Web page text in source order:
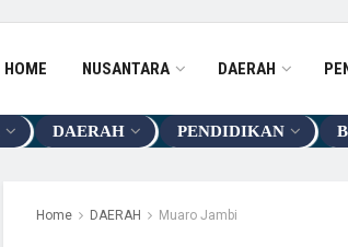
HOME NUSANTARA DAERAH
DAERAH PENDIDIKAN
Home DAERAH Muaro Jambi